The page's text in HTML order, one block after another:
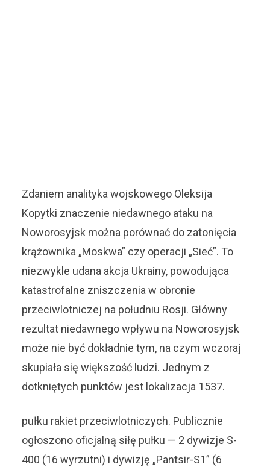
Zdaniem analityka wojskowego Oleksija
Kopytki znaczenie niedawnego ataku na
Noworosyjsk można porównać do zatonięcia
krążownika „Moskwa” czy operacji „Sieć”. To
niezwykle udana akcja Ukrainy, powodująca
katastrofalne zniszczenia w obronie
przeciwlotniczej na południu Rosji. Główny
rezultat niedawnego wpływu na Noworosyjsk
może nie być dokładnie tym, na czym wczoraj
skupiała się większość ludzi. Jednym z
dotkniętych punktów jest lokalizacja 1537.
pułku rakiet przeciwlotniczych. Publicznie
ogłoszono oficjalną siłę pułku — 2 dywizje S-
400 (16 wyrzutni) i dywizję „Pantsir-S1” (6